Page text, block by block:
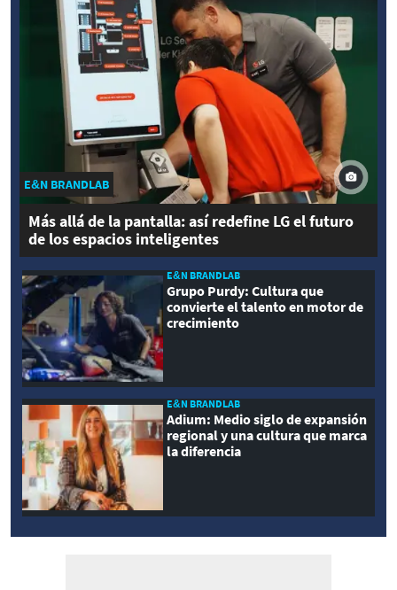
E&N BRANDLAB
Más allá de la pantalla: así redefine LG el futuro
de los espacios inteligentes
E&N BRANDLAB
Grupo Purdy: Cultura que
convierte el talento en motor de
crecimiento
E&N BRANDLAB
Adium: Medio siglo de expansión
regional y una cultura que marca
la diferencia